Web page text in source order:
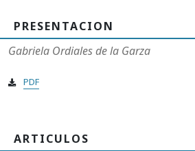
PRESENTACION
Gabriela Ordiales de la Garza
PDF
ARTICULOS